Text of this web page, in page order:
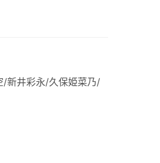
/新井彩永/久保姫菜乃/